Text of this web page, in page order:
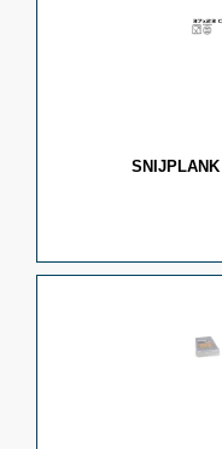
SNIJPLANK